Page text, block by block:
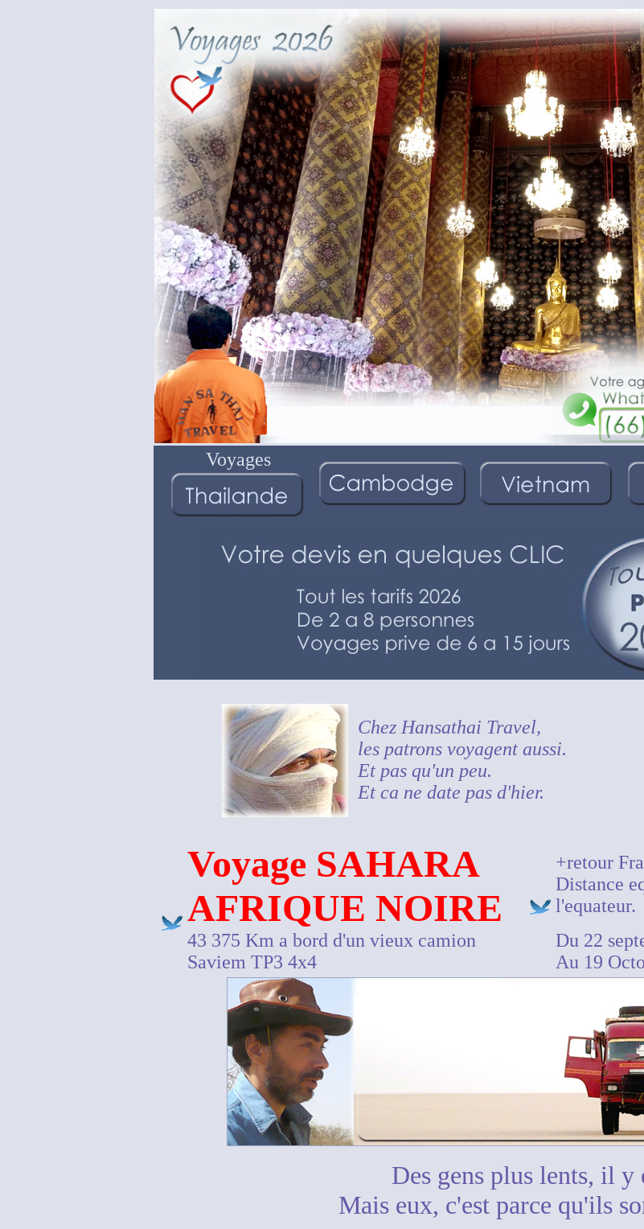
Voyages
Chez Hansathai Travel,
les patrons voyagent aussi.
Et pas qu'un peu.
Et ca ne date pas d'hier.
Voyage SAHARA
AFRIQUE NOIRE
43 375 Km a bord d'un vieux camion
Saviem TP3 4x4
+retour
Distance
l'equateur.
Du 22
Au 19
Des gens plus lents, il y
Mais eux, c'est parce qu'ils